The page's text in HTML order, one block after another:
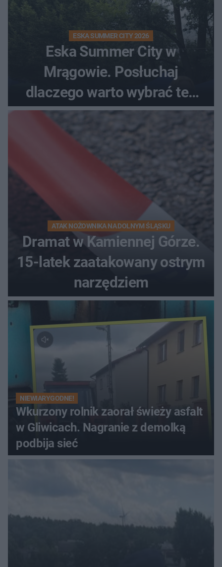
ESKA SUMMER CITY 2026
Eska Summer City w
Mrągowie. Posłuchaj
dlaczego warto wybrać ten
kierunek na urlop!
ATAK NOŻOWNIKA NA DOLNYM ŚLĄSKU
Dramat w Kamiennej Górze.
15-latek zaatakowany ostrym
narzędziem
NIEWIARYGODNE!
Wkurzony rolnik zaorał świeży asfalt
w Gliwicach. Nagranie z demolką
podbija sieć